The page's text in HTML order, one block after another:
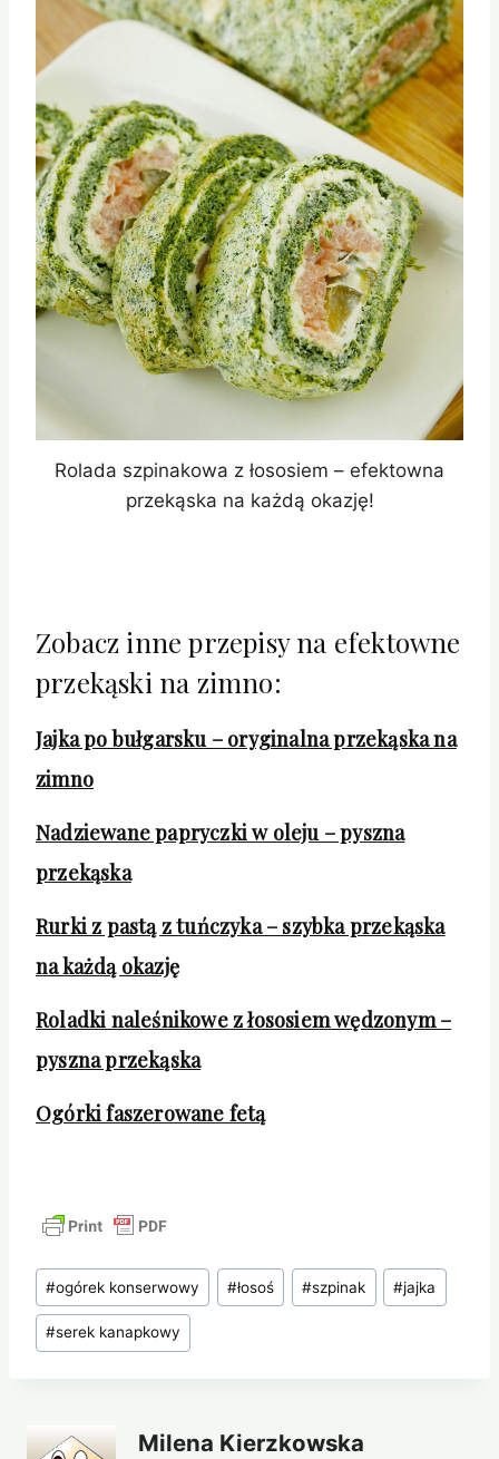
Rolada szpinakowa z łososiem – efektowna
przekąska na każdą okazję!
Zobacz inne przepisy na efektowne
przekąski na zimno:
Jajka po bułgarsku – oryginalna przekąska na
zimno
Nadziewane papryczki w oleju – pyszna
przekąska
Rurki z pastą z tuńczyka – szybka przekąska
na każdą okazję
Roladki naleśnikowe z łososiem wędzonym –
pyszna przekąska
Ogórki faszerowane fetą
Tagi
wpisu:
#ogórek konserwowy #łosoś #szpinak #jajka
#serek kanapkowy
Milena Kierzkowska